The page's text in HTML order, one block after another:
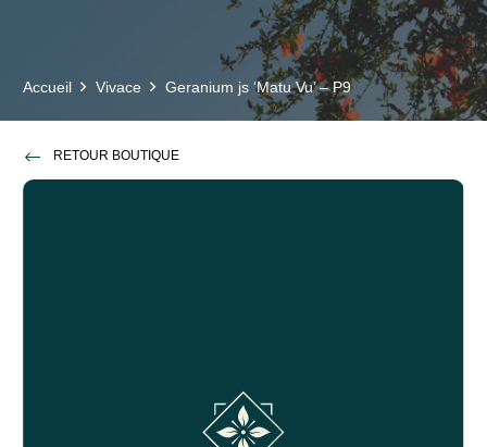
Accueil Vivace Geranium js ‘Matu Vu’ – P9
RETOUR BOUTIQUE